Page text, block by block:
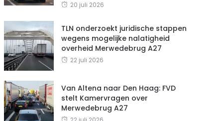
20 juli 2026
TLN onderzoekt juridische stappen
wegens mogelijke nalatigheid
overheid Merwedebrug A27
22 juli 2026
Van Altena naar Den Haag: FVD
stelt Kamervragen over
Merwedebrug A27